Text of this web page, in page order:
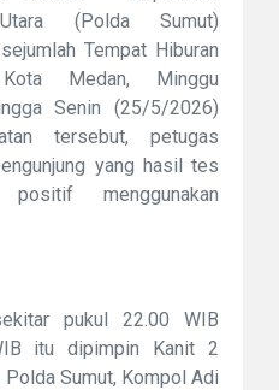
(Polda Sumut)
Tempat Hiburan
Medan, Minggu
Senin (25/5/2026)
tersebut, petugas
yang hasil tes
positif menggunakan
pukul 22.00 WIB
itu dipimpin Kanit 2
Sumut, Kompol Adi